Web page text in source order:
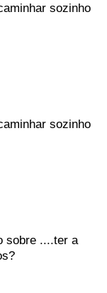
sozinho
sozinho
sobre ....ter a